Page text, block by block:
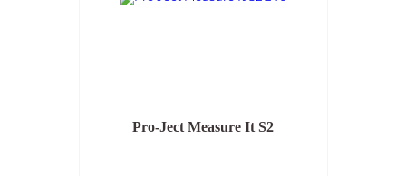
Pro-Ject Measure It S2